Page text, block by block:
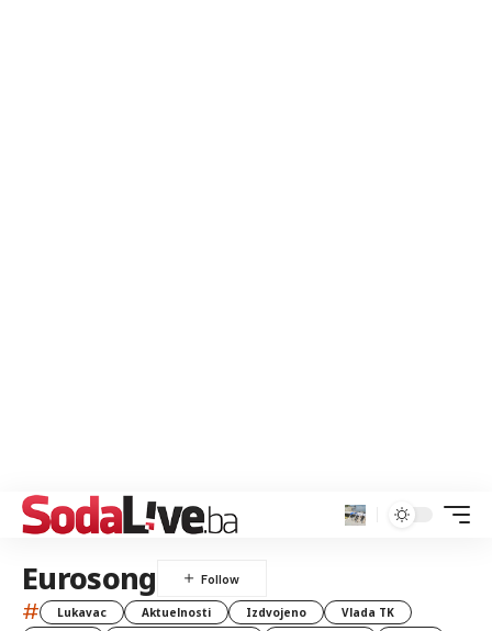
Eurosong
# Lukavac Aktuelnosti Izdvojeno
Vlada TK